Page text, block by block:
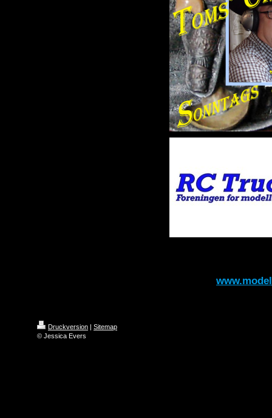
Druckversion | Sitemap
© Jessica Evers